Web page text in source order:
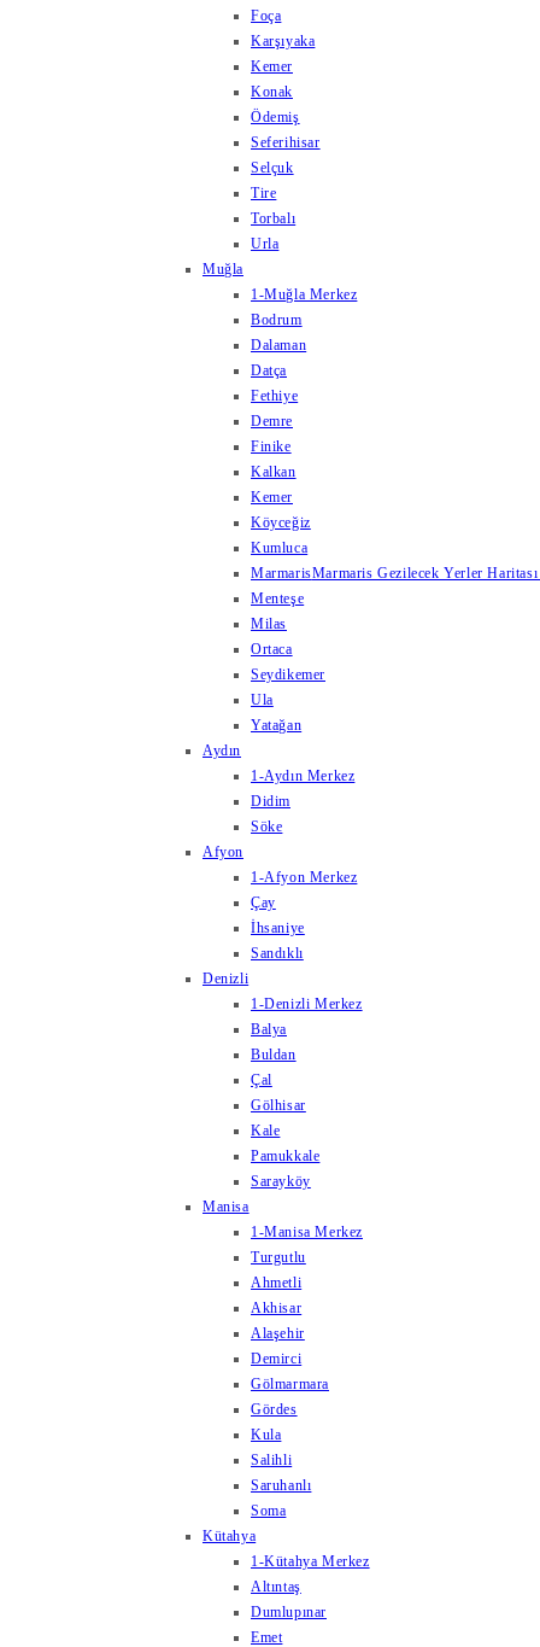
Foça
Karşıyaka
Kemer
Konak
Ödemiş
Seferihisar
Selçuk
Tire
Torbalı
Urla
Muğla
1-Muğla Merkez
Bodrum
Dalaman
Datça
Fethiye
Demre
Finike
Kalkan
Kemer
Köyceğiz
Kumluca
MarmarisMarmaris Gezilecek Yerler
Menteşe
Milas
Ortaca
Seydikemer
Ula
Yatağan
Aydın
1-Aydın Merkez
Didim
Söke
Afyon
1-Afyon Merkez
Çay
İhsaniye
Sandıklı
Denizli
1-Denizli Merkez
Balya
Buldan
Çal
Gölhisar
Kale
Pamukkale
Sarayköy
Manisa
1-Manisa Merkez
Turgutlu
Ahmetli
Akhisar
Alaşehir
Demirci
Gölmarmara
Gördes
Kula
Salihli
Saruhanlı
Soma
Kütahya
1-Kütahya Merkez
Altıntaş
Dumlupınar
Emet